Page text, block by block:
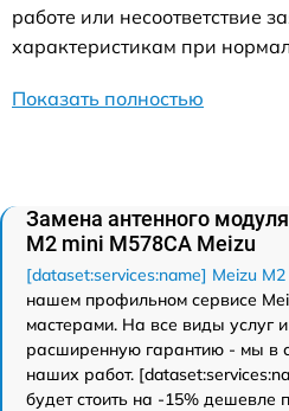
работе или несоответствие
характеристикам при
Показать полностью
Замена антенного
M2 mini M578CA Meizu
[dataset:services:name] Meizu
нашем профильном сервисе
мастерами. На все виды услуг
расширенную гарантию - мы в
наших работ.
будет стоить на -15% дешевле